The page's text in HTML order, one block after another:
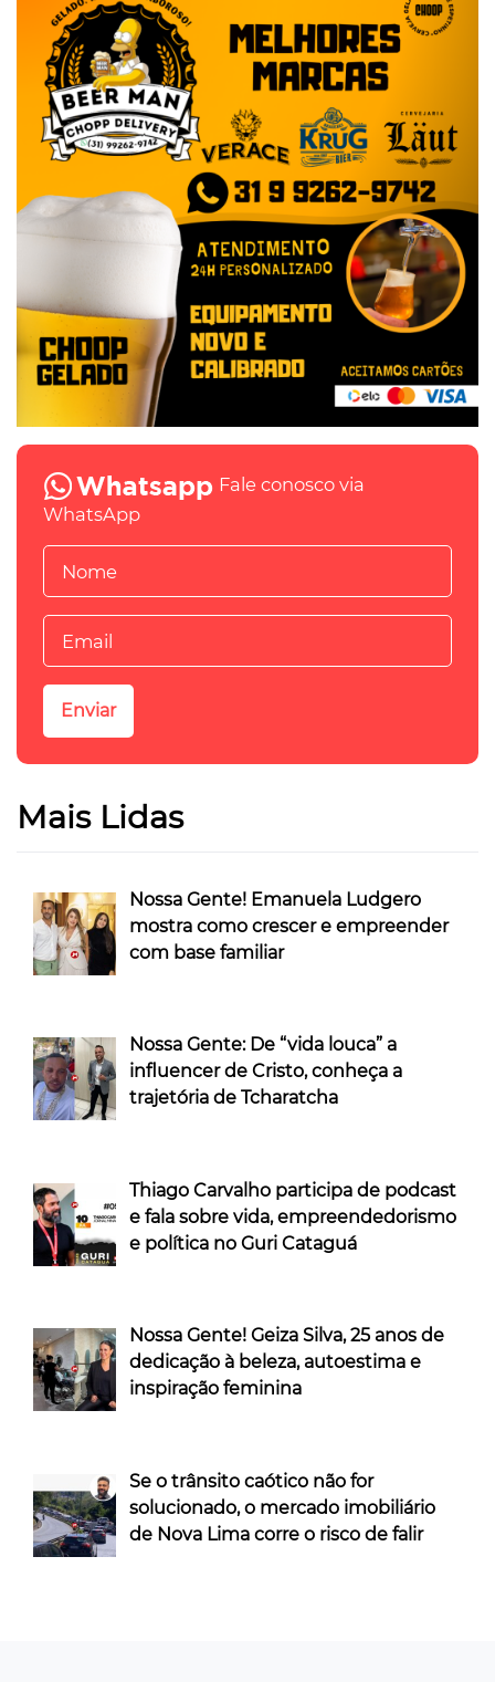
Fale conosco via
WhatsApp
Mais Lidas
Nossa Gente! Emanuela Ludgero
mostra como crescer e empreender
com base familiar
Nossa Gente: De “vida louca” a
influencer de Cristo, conheça a
trajetória de Tcharatcha
Thiago Carvalho participa de podcast
e fala sobre vida, empreendedorismo
e política no Guri Cataguá
Nossa Gente! Geiza Silva, 25 anos de
dedicação à beleza, autoestima e
inspiração feminina
Se o trânsito caótico não for
solucionado, o mercado imobiliário
de Nova Lima corre o risco de falir